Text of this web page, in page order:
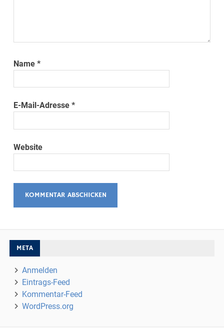
Name*
E-Mail-Adresse*
Website
META
Anmelden
Eintrags-Feed
Kommentar-Feed
WordPress.org